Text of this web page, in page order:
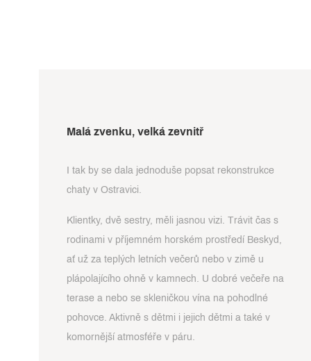
Malá zvenku, velká zevnitř
I tak by se dala jednoduše popsat rekonstrukce
chaty v Ostravici.
Klientky, dvě sestry, měli jasnou vizi. Trávit čas s
rodinami v příjemném horském prostředí Beskyd,
ať už za teplých letních večerů nebo v zimě u
plápolajícího ohně v kamnech. U dobré večeře na
terase a nebo se skleničkou vína na pohodlné
pohovce. Aktivně s dětmi i jejich dětmi a také v
komornější atmosféře v páru.